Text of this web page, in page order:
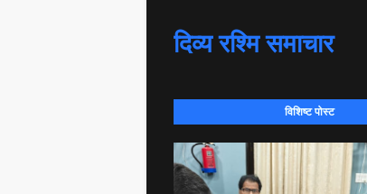
दिव्य रश्मि समाचार
विशिष्ट पोस्ट